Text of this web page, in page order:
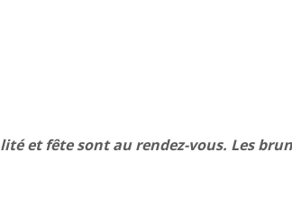
et fête sont au rendez-vous. Les